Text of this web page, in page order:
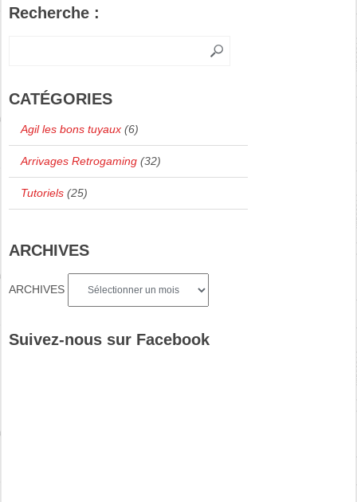
Recherche :
CATÉGORIES
Agil les bons tuyaux (6)
Arrivages Retrogaming (32)
Tutoriels (25)
ARCHIVES
ARCHIVES
Suivez-nous sur Facebook